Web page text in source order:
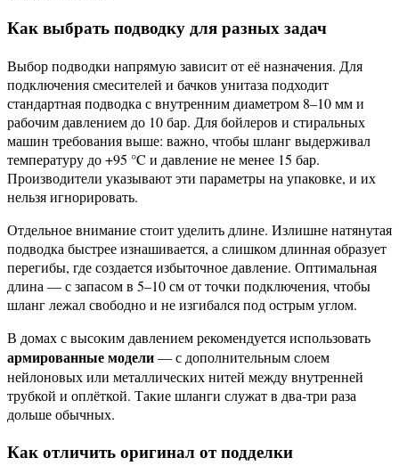
Как выбрать подводку для разных задач
Выбор подводки напрямую зависит от её назначения. Для
подключения смесителей и бачков унитаза подходит
стандартная подводка с внутренним диаметром 8–10 мм и
рабочим давлением до 10 бар. Для бойлеров и стиральных
машин требования выше: важно, чтобы шланг выдерживал
температуру до +95 °C и давление не менее 15 бар.
Производители указывают эти параметры на упаковке, и их
нельзя игнорировать.
Отдельное внимание стоит уделить длине. Излишне натянутая
подводка быстрее изнашивается, а слишком длинная образует
перегибы, где создается избыточное давление. Оптимальная
длина — с запасом в 5–10 см от точки подключения, чтобы
шланг лежал свободно и не изгибался под острым углом.
В домах с высоким давлением рекомендуется использовать
армированные модели— с дополнительным слоем
нейлоновых или металлических нитей между внутренней
трубкой и оплёткой. Такие шланги служат в два-три раза
дольше обычных.
Как отличить оригинал от подделки